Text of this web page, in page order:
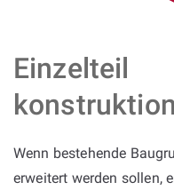
Einzelteil
Wenn bestehende
erweitert werden sollen,